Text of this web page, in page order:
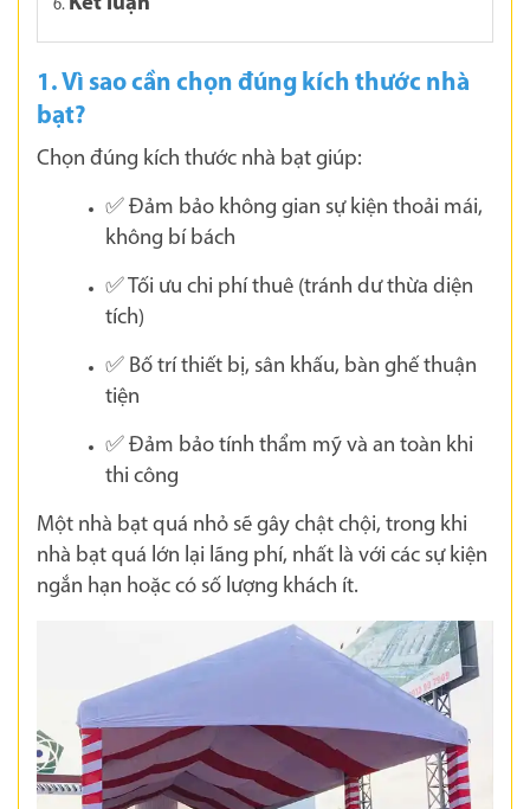
1. Vì sao cần chọn đúng kích thước nhà
bạt?
Chọn đúng kích thước nhà bạt giúp:
✅ Đảm bảo không gian sự kiện thoải mái,
không bí bách
✅ Tối ưu chi phí thuê (tránh dư thừa diện
tích)
✅ Bố trí thiết bị, sân khấu, bàn ghế thuận
tiện
✅ Đảm bảo tính thẩm mỹ và an toàn khi
thi công
Một nhà bạt quá nhỏ sẽ gây chật chội, trong khi
nhà bạt quá lớn lại lãng phí, nhất là với các sự kiện
ngắn hạn hoặc có số lượng khách ít.